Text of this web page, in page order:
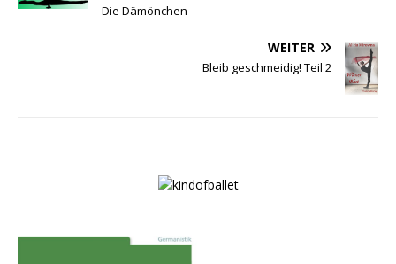
Die Dämönchen
WEITER
Bleib geschmeidig! Teil 2